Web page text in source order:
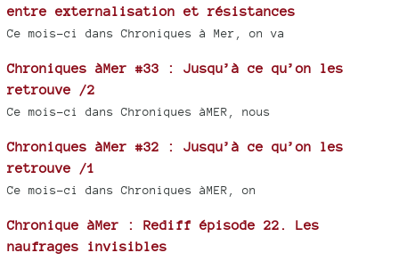
entre externalisation et résistances
Ce mois-ci dans Chroniques à Mer, on va
Chroniques àMer #33 : Jusqu’à ce qu’on les
retrouve /2
Ce mois-ci dans Chroniques àMER, nous
Chroniques àMer #32 : Jusqu’à ce qu’on les
retrouve /1
Ce mois-ci dans Chroniques àMER, on
Chronique àMer : Rediff épisode 22. Les
naufrages invisibles